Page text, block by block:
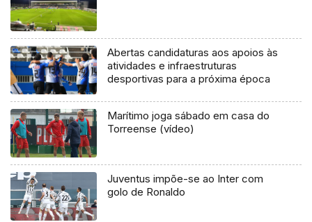
Abertas candidaturas aos apoios às
atividades e infraestruturas
desportivas para a próxima época
Marítimo joga sábado em casa do
Torreense (vídeo)
Juventus impõe-se ao Inter com
golo de Ronaldo